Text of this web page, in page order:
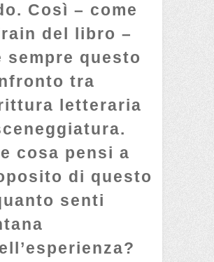
Così – come
del libro –
sempre questo
tra
letteraria
cosa pensi a
di questo
senti